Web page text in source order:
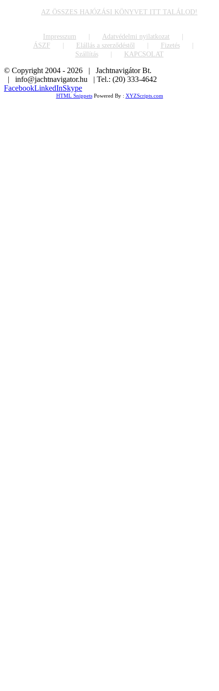
AZ ÖSSZES HAJÓZÁSI KÖNYVET ITT TALÁLOD!
Impresszum
Adatvédelmi nyilatkozat
ÁSZF
Elállás a szerződéstől
Fizetés
Szállítás
KAPCSOLAT
© Copyright 2004 - 2026 | Jachtnavigátor Bt.
| info@jachtnavigator.hu | Tel.: (20) 333-4642
FacebookLinkedInSkype
HTML SnippetsPowered By : XYZScripts.com